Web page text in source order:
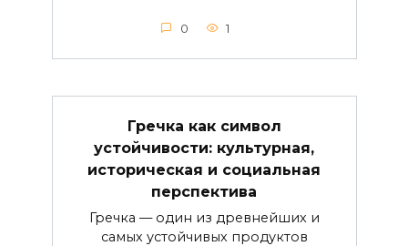
0 1
Гречка как символ
устойчивости: культурная,
историческая и социальная
перспектива
Гречка — один из древнейших и
самых устойчивых продуктов